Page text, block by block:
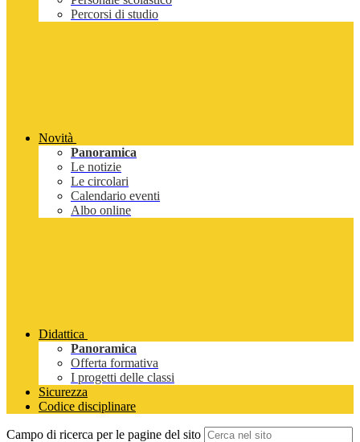
Percorsi di studio
Novità
Panoramica
Le notizie
Le circolari
Calendario eventi
Albo online
Didattica
Panoramica
Offerta formativa
I progetti delle classi
Sicurezza
Codice disciplinare
Campo di ricerca per le pagine del sito